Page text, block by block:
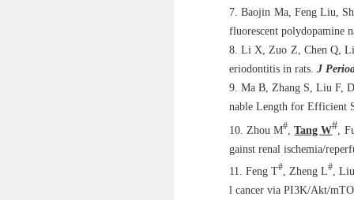
7. Baojin Ma, Feng Liu,
fluorescent polydopamine
8. Li X, Zuo Z, Chen Q,
eriodontitis in rats. J
9. Ma B, Zhang S, Liu F,
nable Length for Efficient
10. Zhou M# ,Tang W# ,
gainst renal ischemia/
11. Feng T#, Zheng L#,
l cancer via PI3K/Akt/